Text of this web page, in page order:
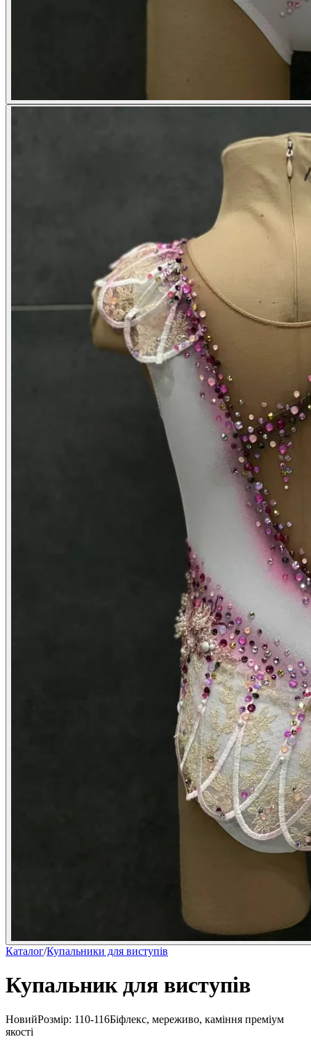
Каталог/Купальники для виступів
Купальник для виступів
НовийРозмір: 110-116Біфлекс, мереживо, каміння преміум
якості